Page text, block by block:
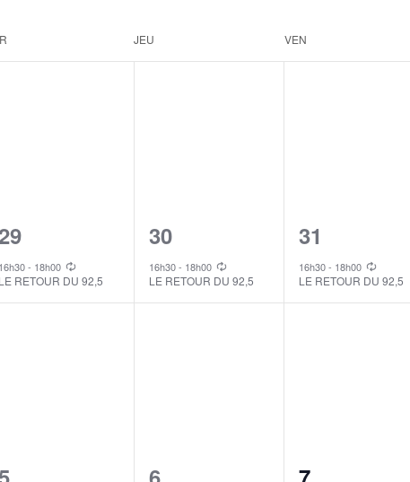
JEU VEN
1
event,
29
16h30- 18h00
LE RETOUR DU 92,5
1
event,
30
16h30- 18h00
LE RETOUR DU 92,5
1
event,
31
16h30- 18h00
LE RETOUR DU 92,5
1
1